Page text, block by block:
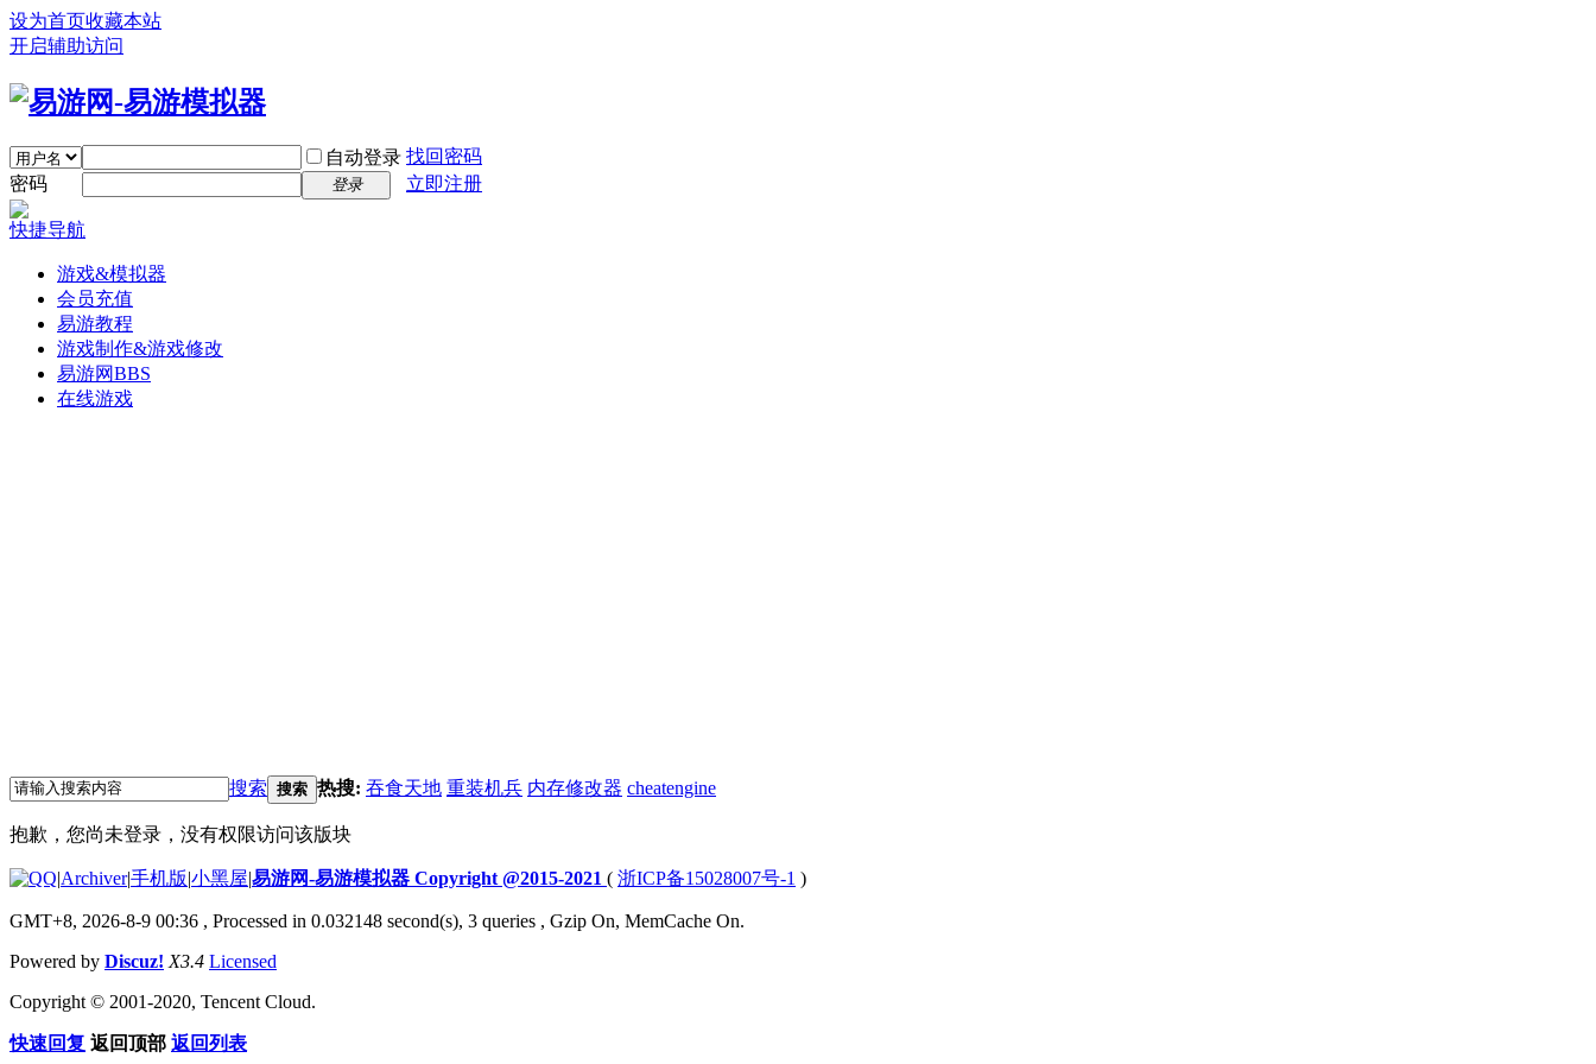
设为首页收藏本站
开启辅助访问
自动登录 找回密码
密码
登录 立即注册
快捷导航
游戏&模拟器
会员充值
易游教程
游戏制作&游戏修改
易游网BBS
在线游戏
搜索 搜索 热搜: 吞食天地 重装机兵 内存修改器 cheatengine
抱歉，您尚未登录，没有权限访问该版块
|Archiver|手机版|小黑屋|易游网-易游模拟器 Copyright @2015-2021 ( 浙ICP备15028007号-1 )
GMT+8, 2026-8-9 00:36 , Processed in 0.032148 second(s), 3 queries , Gzip On, MemCache On.
Powered by Discuz! X3.4 Licensed
Copyright © 2001-2020, Tencent Cloud.
快速回复 返回顶部 返回列表